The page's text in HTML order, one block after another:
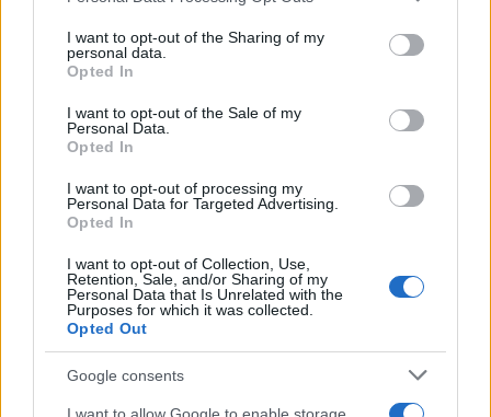
not limited to your visit or usage behaviour. You may click to
grant or deny consent to Google and its third-party tags to
use your data for below specified purposes in below Google
consent section.
I want to opt-out of the Sharing of my
personal data.
Opted In
I want to opt-out of the Sale of my
Personal Data.
Opted In
I want to opt-out of processing my
Personal Data for Targeted Advertising.
Opted In
I want to opt-out of Collection, Use,
Retention, Sale, and/or Sharing of my
Personal Data that Is Unrelated with the
Purposes for which it was collected.
Opted Out
Google consents
Continua a leggere
NEWS